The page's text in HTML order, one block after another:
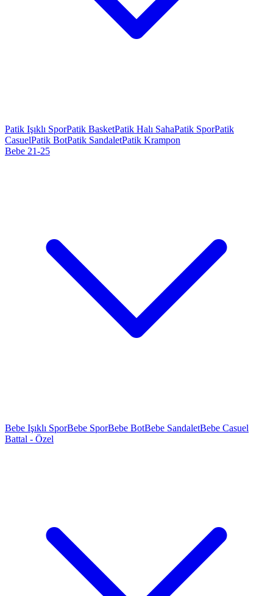
Patik Işıklı SporPatik BasketPatik Halı SahaPatik SporPatik
CasuelPatik BotPatik SandaletPatik Krampon
Bebe 21-25
Bebe Işıklı SporBebe SporBebe BotBebe SandaletBebe Casuel
Battal - Özel